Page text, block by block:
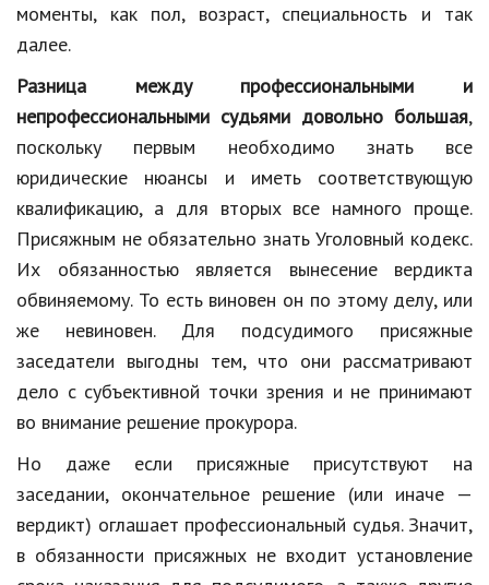
Культура и общество
Мода и стиль
Бизнес
Хобби и развлечения
Финансы
Юриспруденция
Природа
Образование
Наука и технологии
моменты, как пол, возраст, специальность и так
далее.
Разница между профессиональными и
непрофессиональными судьями довольно большая,
поскольку первым необходимо знать все
юридические нюансы и иметь соответствующую
квалификацию, а для вторых все намного проще.
Присяжным не обязательно знать Уголовный кодекс.
Их обязанностью является вынесение вердикта
обвиняемому. То есть виновен он по этому делу, или
же невиновен. Для подсудимого присяжные
заседатели выгодны тем, что они рассматривают
дело с субъективной точки зрения и не принимают
во внимание решение прокурора.
Но даже если присяжные присутствуют на
заседании, окончательное решение (или иначе —
вердикт) оглашает профессиональный судья. Значит,
в обязанности присяжных не входит установление